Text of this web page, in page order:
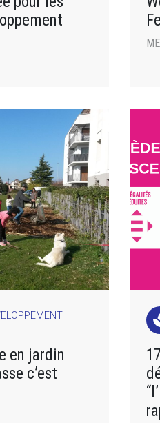
en jardin
c’est